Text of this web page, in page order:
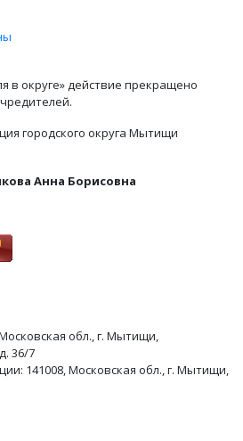
в округе» действие прекращено
городского округа Мытищи
Анна Борисовна
обл., г. Мытищи,
36/7
141008, Московская обл., г. Мытищи,